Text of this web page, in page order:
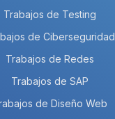
Trabajos de Testing
de Ciberseguridad
Trabajos de Redes
Trabajos de SAP
de Diseño Web